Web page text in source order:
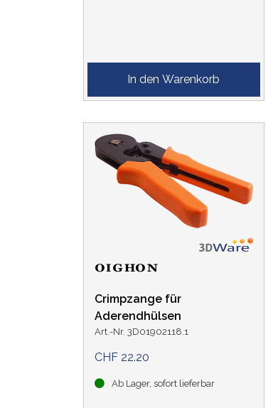
Crimpzange für
Aderendhülsen
Art.-Nr. 3D01902118.1
CHF 22.20
Ab Lager, sofort lieferbar